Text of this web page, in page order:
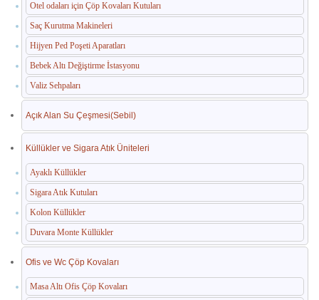
Otel odaları için Çöp Kovaları Kutuları
Saç Kurutma Makineleri
Hijyen Ped Poşeti Aparatları
Bebek Altı Değiştirme İstasyonu
Valiz Sehpaları
Açık Alan Su Çeşmesi(Sebil)
Küllükler ve Sigara Atık Üniteleri
Ayaklı Küllükler
Sigara Atık Kutuları
Kolon Küllükler
Duvara Monte Küllükler
Ofis ve Wc Çöp Kovaları
Masa Altı Ofis Çöp Kovaları